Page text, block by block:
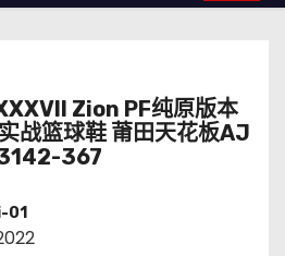
Zion PF纯原版本
战篮球鞋 莆田天花板AJ
367
01